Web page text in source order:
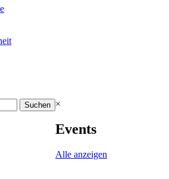
×
Events
Alle anzeigen